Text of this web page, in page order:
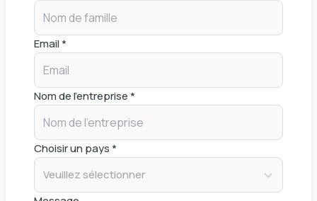
Email *
Nom de l'entreprise *
Choisir un pays *
Veuillez sélectionner